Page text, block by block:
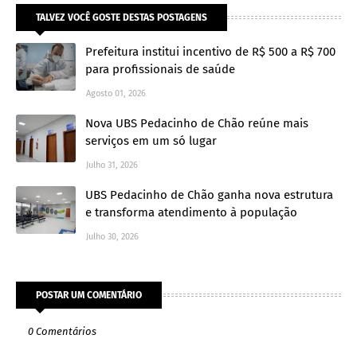
TALVEZ VOCÊ GOSTE DESTAS POSTAGENS
Prefeitura institui incentivo de R$ 500 a R$ 700
para profissionais de saúde
Agosto 01, 2026
Nova UBS Pedacinho de Chão reúne mais
serviços em um só lugar
Julho 31, 2026
UBS Pedacinho de Chão ganha nova estrutura
e transforma atendimento à população
Julho 30, 2026
POSTAR UM COMENTÁRIO
0 Comentários